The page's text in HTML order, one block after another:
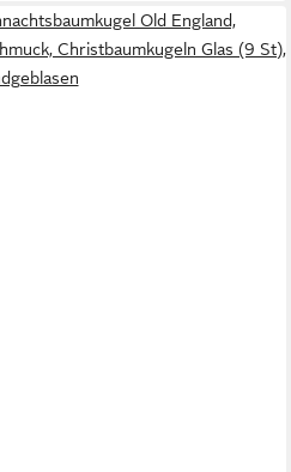
Old England,
Christbaumkugeln Glas (9 St),